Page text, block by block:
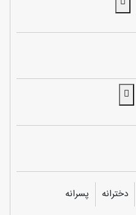
دخترانه پسرانه